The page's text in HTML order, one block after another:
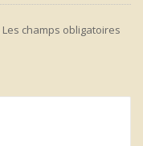
Les champs obligatoires